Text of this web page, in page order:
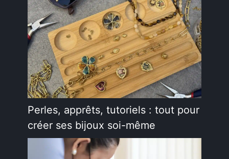
Perles, apprêts, tutoriels : tout pour
créer ses bijoux soi-même